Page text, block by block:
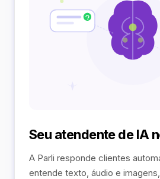
Seu atendente de IA
A Parli responde clientes
entende texto, áudio e